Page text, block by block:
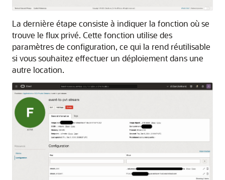
La dernière étape consiste à indiquer la fonction où se
trouve le flux privé. Cette fonction utilise des
paramètres de configuration, ce qui la rend réutilisable
si vous souhaitez effectuer un déploiement dans une
autre location.